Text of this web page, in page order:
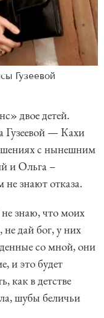
Гузеевой
двое детей.
Гузеевой — Кахи
с нынешним
и Ольга –
знают отказа.
знаю, что моих
дай бог, у них
со мной, они
и это будет
как в детстве
шубы беличьи